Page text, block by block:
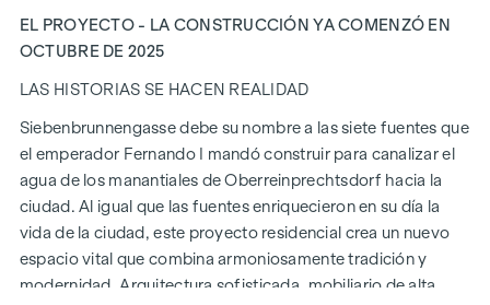
EL PROYECTO - LA CONSTRUCCIÓN YA COMENZÓ EN
OCTUBRE DE 2025
LAS HISTORIAS SE HACEN REALIDAD
Siebenbrunnengasse debe su nombre a las siete fuentes que
el emperador Fernando I mandó construir para canalizar el
agua de los manantiales de Oberreinprechtsdorf hacia la
ciudad. Al igual que las fuentes enriquecieron en su día la
vida de la ciudad, este proyecto residencial crea un nuevo
espacio vital que combina armoniosamente tradición y
modernidad. Arquitectura sofisticada, mobiliario de alta